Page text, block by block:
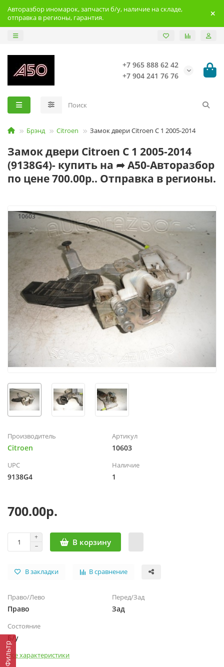
Авторазбор иномарок, запчасти б/у, наличие на складе,
отправка в регионы, гарантия.
+7 965 888 62 42
+7 904 241 76 76
Брэнд Citroen Замок двери Citroen C 1 2005-2014
Замок двери Citroen C 1 2005-2014
(9138G4)- купить на ➦ А50-Авторазбор
по цене 700.00р.. Отправка в регионы.
Фильтр
10603
Производитель
Citroen
Артикул
10603
UPC
9138G4
Наличие
1
700.00р.
В корзину
В закладки В сравнение
Право/Лево
Право
Перед/Зад
Зад
Состояние
Б/у
Все характеристики